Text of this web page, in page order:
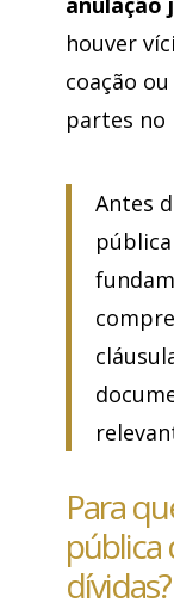
houver
coação
partes no
Antes
Para
pública
dívidas?